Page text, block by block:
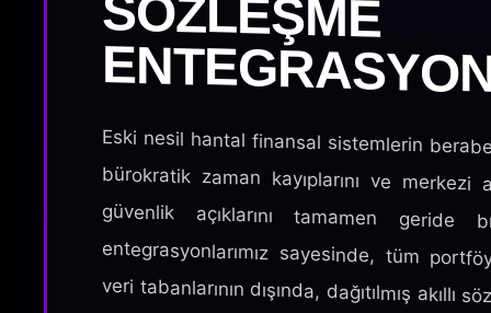
Eski nesil hantal finansal sistemlerin
bürokratik zaman kayıplarını ve merkezi
güvenlik açıklarını tamamen geride
entegrasyonlarımız sayesinde, tüm
veri tabanlarının dışında, dağıtılmış akıllı
kriptografik imzalarla icra edilmektedir.
koruma kalkanı, finansal transferleri dış